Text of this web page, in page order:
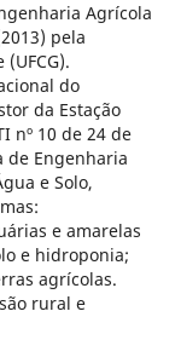
Agrícola
pela
do
da Estação
nº 10 de 24 de
de Engenharia
e Solo,
e amarelas
e hidroponia;
agrícolas.
rural e